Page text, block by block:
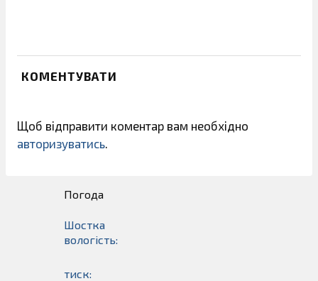
КОМЕНТУВАТИ
Щоб відправити коментар вам необхідно
авторизуватись
Погода
Шостка
вологість:
тиск: